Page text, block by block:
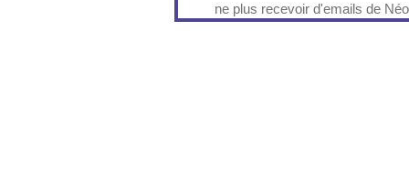
ne plus recevoir d'emails de